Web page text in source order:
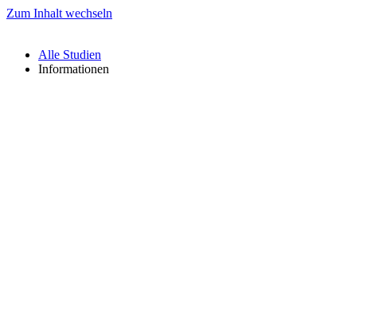
Zum Inhalt wechseln
Alle Studien
Informationen